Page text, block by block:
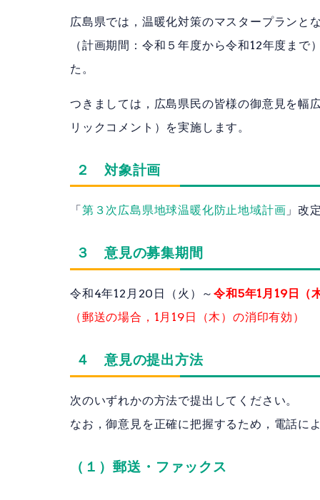
広島県では，温暖化対策のマスタープランと
（計画期間：令和５年度から令和12年度ま
た。
つきましては，広島県民の皆様の御意見を幅
リックコメント）を実施します。
２ 対象計画
「 第３次広島県地球温暖化防止地域計画 」改
３ 意見の募集期間
令和4年12月20日（火）～令和5年1月19日（
（郵送の場合，1月19日（木）の消印有効）
４ 意見の提出方法
次のいずれかの方法で提出してください。
なお，御意見を正確に把握するため，電話に
（１）郵送・ファックス